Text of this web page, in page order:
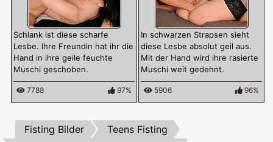
Schlank ist diese scharfe
Lesbe. Ihre Freundin hat ihr die
Hand in ihre geile feuchte
Muschi geschoben.
7788 97%
In schwarzen Strapsen sieht
diese Lesbe absolut geil aus.
Mit der Hand wird ihre rasierte
Muschi weit gedehnt.
5906 96%
Fisting Bilder
Teens Fisting